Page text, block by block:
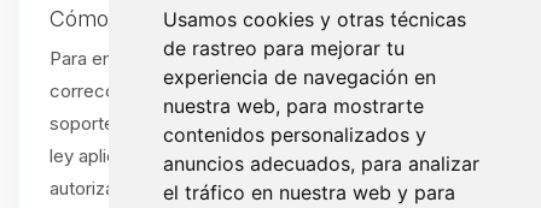
Usamos cookies y otras técnicas
de rastreo para mejorar tu
experiencia de navegación en
nuestra web, para mostrarte
contenidos personalizados y
anuncios adecuados, para analizar
el tráfico en nuestra web y para
Cómo ejercer sus derechos
Para enviar una solicitud (acceso, eliminación,
corrección, portabilidad u opt-out), abra un ticket de
soporte:
. Verificaremos su solicitud según la
ley aplicable. Se aceptan solicitudes por agente
autorizado con la debida prueba.